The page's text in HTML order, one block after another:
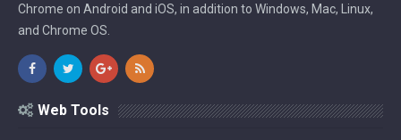
Chrome on Android and iOS, in addition to Windows, Mac, Linux,
and Chrome OS.
Web Tools